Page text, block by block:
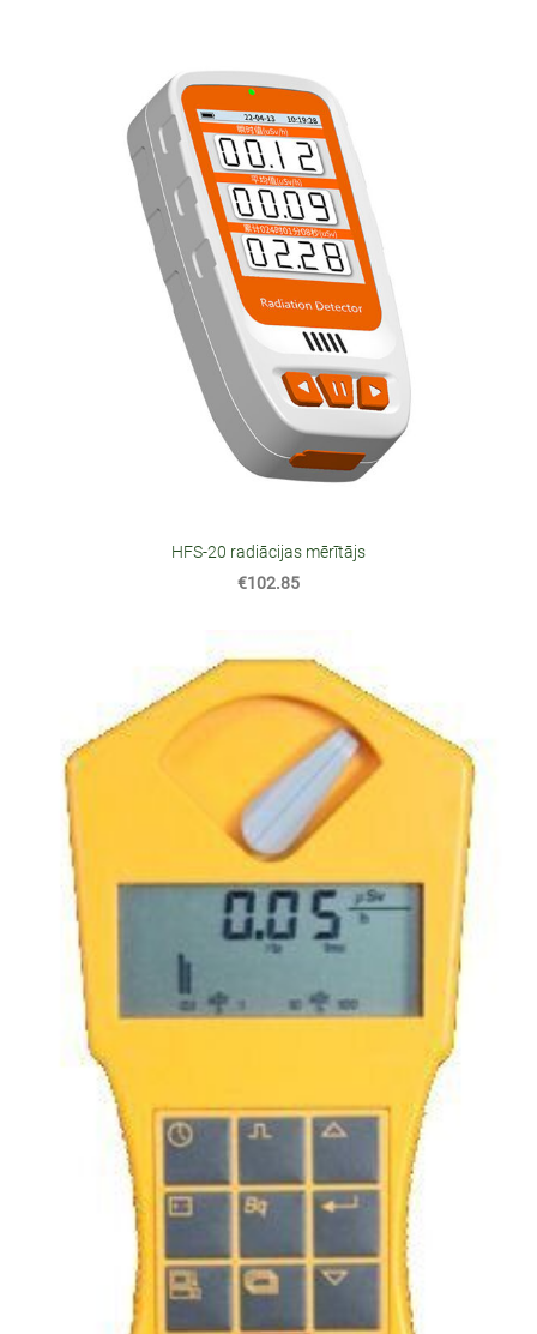
HFS-20 radiācijas mērītājs
€102.85